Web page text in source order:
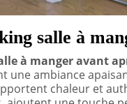
salle à
à manger avant
une ambiance
chaleur et